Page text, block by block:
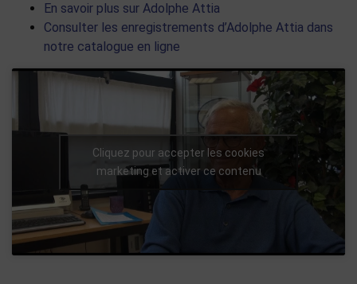
En savoir plus sur Adolphe Attia
Consulter les enregistrements d’Adolphe Attia dans
notre catalogue en ligne
Cliquez pour accepter les cookies
marketing et activer ce contenu